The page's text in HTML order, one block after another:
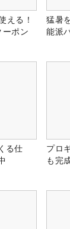
える！
ーポン
猛暑
能派
る仕
プロ
も完